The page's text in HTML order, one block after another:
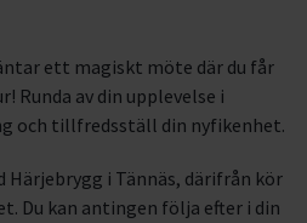
ett magiskt möte där du får
Runda av din upplevelse i
och tillfredsställ din nyfikenhet.
Härjebrygg i Tännäs, därifrån kör
Du kan antingen följa efter i din